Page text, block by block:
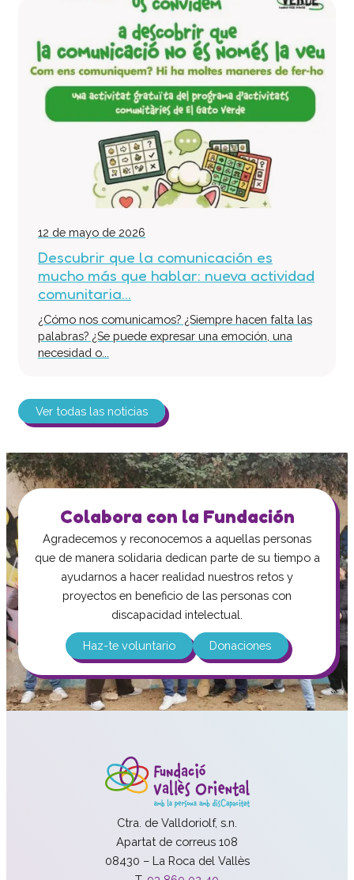
12 de mayo de 2026
Descubrir que la comunicación es
mucho más que hablar: nueva actividad
comunitaria...
¿Cómo nos comunicamos? ¿Siempre hacen falta las
palabras? ¿Se puede expresar una emoción, una
necesidad o...
Ver todas las noticias
Colabora con la Fundación
Agradecemos y reconocemos a aquellas personas
que de manera solidaria dedican parte de su tiempo a
ayudarnos a hacer realidad nuestros retos y
proyectos en beneficio de las personas con
discapacidad intelectual.
Haz-te voluntario Donaciones
Ctra. de Valldoriolf, s.n.
Apartat de correus 108
08430 – La Roca del Vallès